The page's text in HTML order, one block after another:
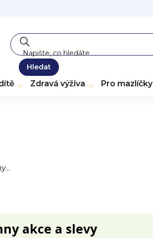
Hledat
Zdravá výživa Pro mazlíčky
akce a slevy